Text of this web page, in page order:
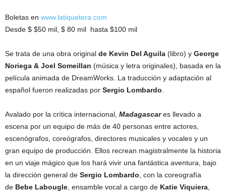
Boletas en www.latiquetera.com
Desde $ $50 mil, $ 80 mil hasta $100 mil
Se trata de una obra original de Kevin Del Aguila (libro) y George
Noriega & Joel Someillan (música y letra originales), basada en la
película animada de DreamWorks. La traducción y adaptación al
español fueron realizadas por Sergio Lombardo.
Avalado por la crítica internacional, Madagascares llevado a
escena por un equipo de más de 40 personas entre actores,
escenógrafos, coreógrafos, directores musicales y vocales y un
gran equipo de producción. Ellos recrean magistralmente la historia
en un viaje mágico que los hará vivir una fantástica aventura, bajo
la dirección general de Sergio Lombardo, con la coreografía
de Bebe Labougle, ensamble vocal a cargo de Katie Viquiera,